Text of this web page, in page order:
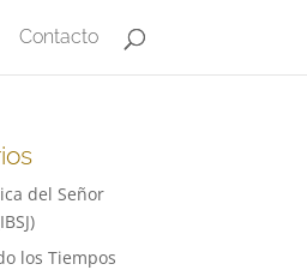
Contacto
del Señor
los Tiempos